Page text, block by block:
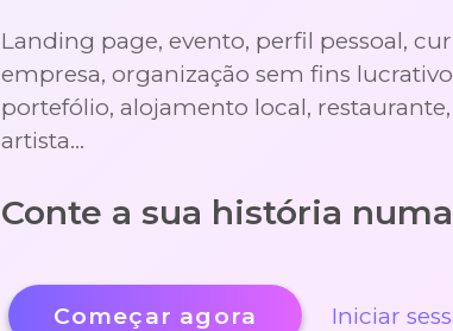
Landing page, evento, perfil pessoal,
empresa, organização sem fins
portefólio, alojamento local,
artista…
Conte a sua história
Começar agora Iniciar